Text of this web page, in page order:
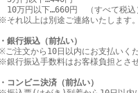
10万円以下…660円 （すべて税込
※それ以上は別途ご連絡いたします
・銀行振込（前払い）
ご注文から10日以内にお支払いく
※銀行振込手数料はお客様負担とさ
・コンビニ決済（前払い）